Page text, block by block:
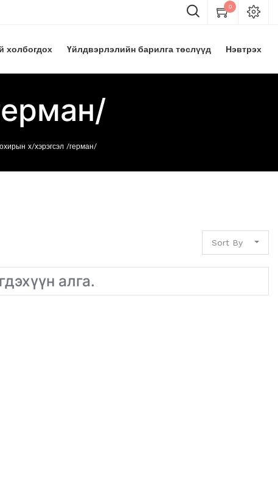
0
холбогдох Үйлдвэрлэлийн барилга төслүүд Нэвтрэх
х/хэрэгсэл /герман/
Sort By
алга.